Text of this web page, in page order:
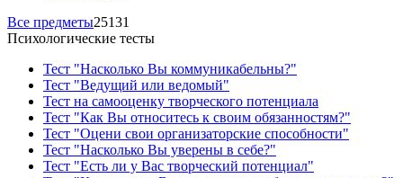
Все предметы25131
Психологические тесты
Тест "Насколько Вы коммуникабельны?"
Тест "Ведущий или ведомый"
Тест на самооценку творческого потенциала
Тест "Как Вы относитесь к своим обязанностям?"
Тест "Оцени свои организаторские способности"
Тест "Насколько Вы уверены в себе?"
Тест "Есть ли у Вас творческий потенциал"